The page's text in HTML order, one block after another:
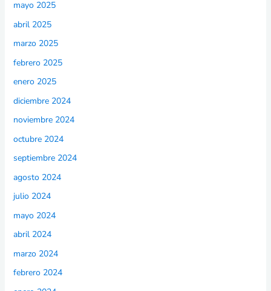
mayo 2025
abril 2025
marzo 2025
febrero 2025
enero 2025
diciembre 2024
noviembre 2024
octubre 2024
septiembre 2024
agosto 2024
julio 2024
mayo 2024
abril 2024
marzo 2024
febrero 2024